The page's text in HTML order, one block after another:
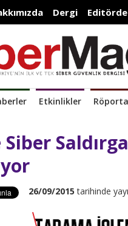
Dergi
Etkinlikler
Siber
26/09/2015 tarihinde